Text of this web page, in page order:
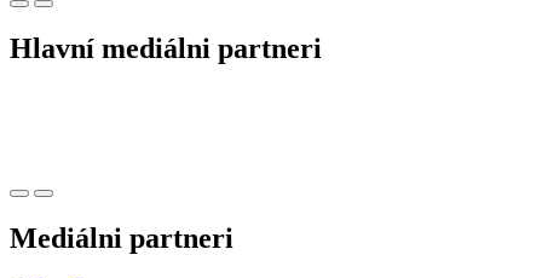
Hlavní mediálni partneri
Mediálni partneri